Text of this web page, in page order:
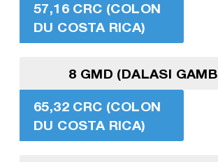
57,16 CRC (COLON
DU COSTA RICA)
8 GMD (DALASI
65,32 CRC (COLON
DU COSTA RICA)